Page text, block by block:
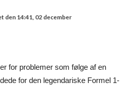
den 14:41, 02 december
for problemer som følge af en
for den legendariske Formel 1-